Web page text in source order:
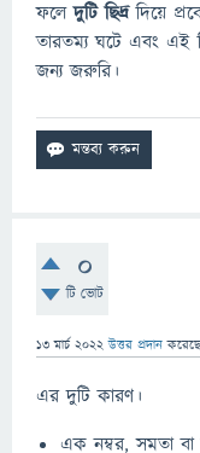
ফলেদুটি ছিদ্রদিয়ে
তারতম্য ঘটে এবং এই
জন্য জরুরি।
0
টি ভোট
13 মার্চ 2022 উত্তর প্রদান
এর দুটি কারণ।
এক নম্বর, সমতা বা